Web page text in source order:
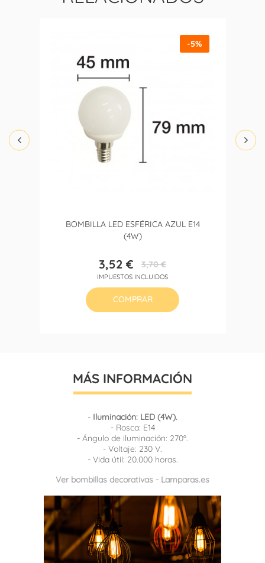
BOMBILLA LED ESFÉRICA AZUL E14
(4W)
Precio
3,52 €Precio
base
3,70 €
IMPUESTOS INCLUIDOS
-5%
COMPRAR
MÁS INFORMACIÓN
- Iluminación: LED (4W).
- Rosca: E14
- Ángulo de iluminación: 270º.
- Voltaje: 230 V.
- Vida útil: 20.000 horas.
Ver bombillas decorativas - Lamparas.es